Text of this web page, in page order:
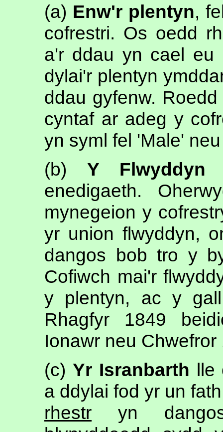
(a) Enw'r plentyn,
cofrestri. Os oedd
a'r ddau yn cael eu
dylai'r plentyn
ddau gyfenw.
cyntaf ar adeg y
yn syml fel 'Male'
(b) Y Flwyddyn
enedigaeth.
mynegeion y
yr union flwyddyn,
dangos bob tro y
Cofiwch mai'r
y plentyn, ac y
Rhagfyr 1849
Ionawr neu
(c) Yr Isranbarth lle
a ddylai fod yr un
rhestr yn